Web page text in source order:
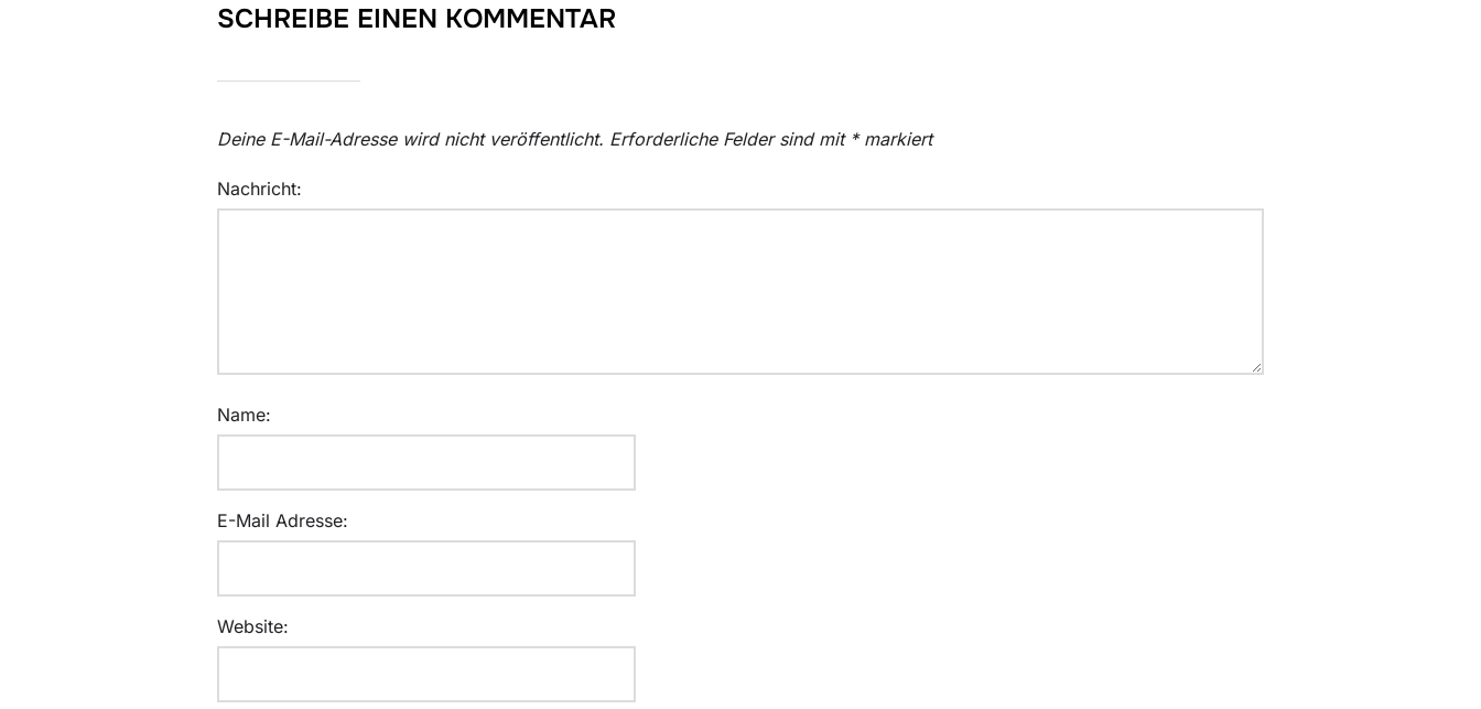
SCHREIBE EINEN KOMMENTAR
Deine E-Mail-Adresse wird nicht veröffentlicht. Erforderliche Felder sind mit *markiert
Nachricht:
Name:
E-Mail Adresse:
Website: